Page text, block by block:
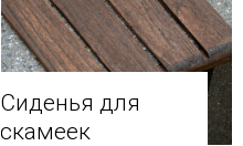
Сиденья для
скамеек